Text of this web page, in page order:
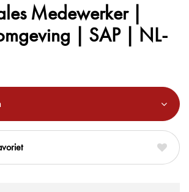
Medewerker |
| SAP | NL-